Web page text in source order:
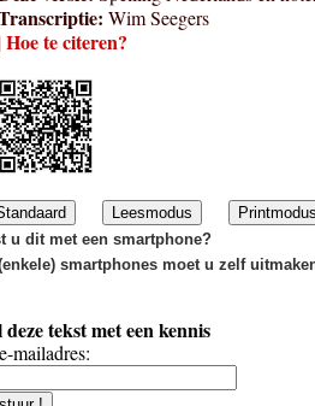
Wim Seegers
|Hoe te citeren?
Leesmodus
Printmodus
u dit met een smartphone?
smartphones moet u zelf
deze tekst met een kennis
mailadres: